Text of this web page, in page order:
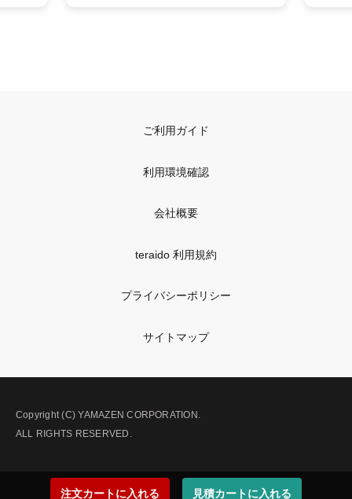
注文カートに入れる 見積カートに入れる
ご利用ガイド
利用環境確認
会社概要
teraido 利用規約
プライバシーポリシー
サイトマップ
Copyright (C) YAMAZEN CORPORATION.
ALL RIGHTS RESERVED.